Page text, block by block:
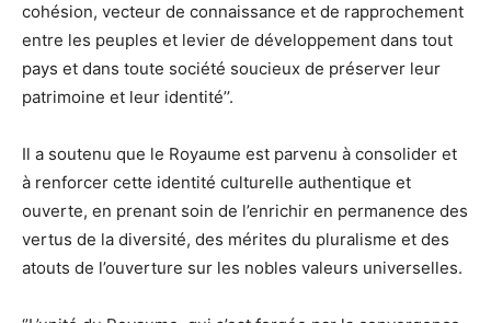
cohésion, vecteur de connaissance et de rapprochement
entre les peuples et levier de développement dans tout
pays et dans toute société soucieux de préserver leur
patrimoine et leur identité’’.
Il a soutenu que le Royaume est parvenu à consolider et
à renforcer cette identité culturelle authentique et
ouverte, en prenant soin de l’enrichir en permanence des
vertus de la diversité, des mérites du pluralisme et des
atouts de l’ouverture sur les nobles valeurs universelles.